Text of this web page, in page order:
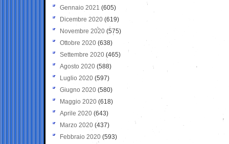
Gennaio 2021 (605)
Dicembre 2020 (619)
Novembre 2020 (575)
Ottobre 2020 (638)
Settembre 2020(465)
Agosto 2020 (588)
Luglio 2020 (597)
Giugno 2020 (580)
Maggio 2020 (618)
Aprile 2020 (643)
Marzo 2020 (437)
Febbraio 2020 (593)